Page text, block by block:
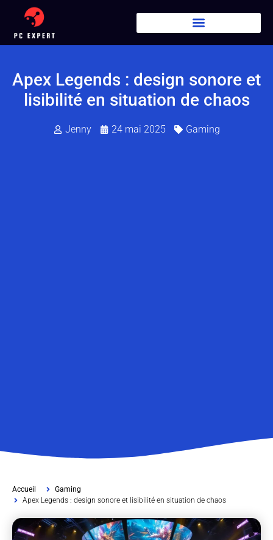
Apex Legends : design sonore et
lisibilité en situation de chaos
Jenny 24 mai 2025 Gaming
Accueil
Gaming
Apex Legends : design sonore et lisibilité en situation de chaos